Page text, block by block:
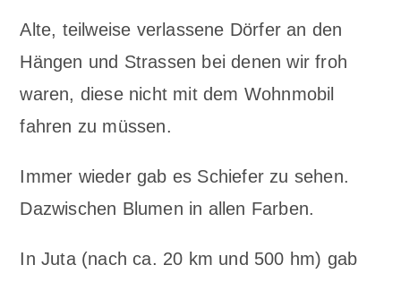
Alte, teilweise verlassene Dörfer an den
Hängen und Strassen bei denen wir froh
waren, diese nicht mit dem Wohnmobil
fahren zu müssen.
Immer wieder gab es Schiefer zu sehen.
Dazwischen Blumen in allen Farben.
In Juta (nach ca. 20 km und 500 hm) gab